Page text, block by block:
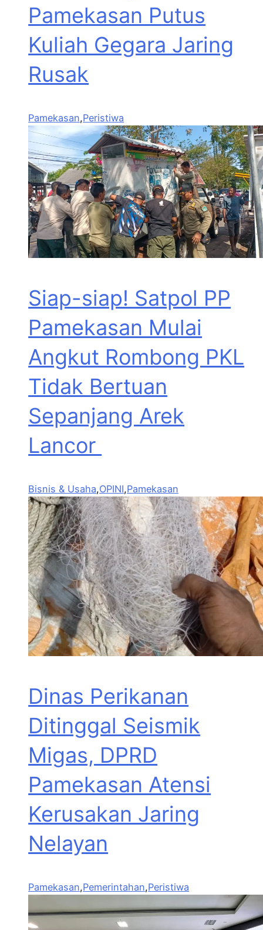
Pamekasan Putus
Kuliah Gegara Jaring
Rusak
Pamekasan,Peristiwa
Siap-siap! Satpol PP
Pamekasan Mulai
Angkut Rombong PKL
Tidak Bertuan
Sepanjang Arek
Lancor
Bisnis & Usaha,OPINI,Pamekasan
Dinas Perikanan
Ditinggal Seismik
Migas, DPRD
Pamekasan Atensi
Kerusakan Jaring
Nelayan
Pamekasan,Pemerintahan,Peristiwa